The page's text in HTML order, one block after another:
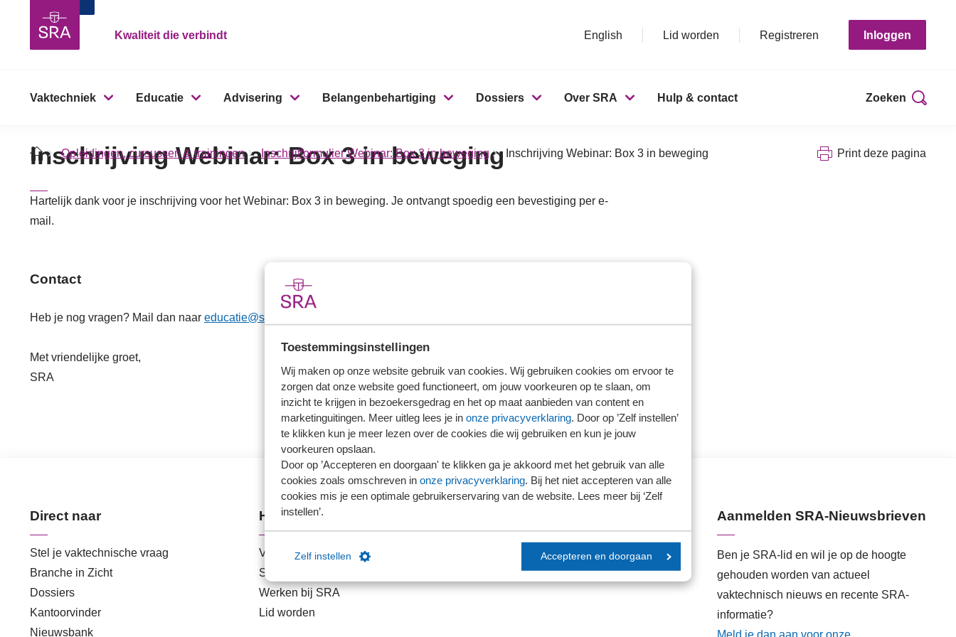
Toestemmingsinstellingen
Wij maken op onze website gebruik van cookies. Wij gebruiken cookies om ervoor te
zorgen dat onze website goed functioneert, om jouw voorkeuren op te slaan, om
inzicht te krijgen in bezoekersgedrag en het op maat aanbieden van content en
marketinguitingen. Meer uitleg lees je in onze privacyverklaring. Door op ’Zelf instellen’
te klikken kun je meer lezen over de cookies die wij gebruiken en kun je jouw
voorkeuren opslaan.
Door op ’Accepteren en doorgaan' te klikken ga je akkoord met het gebruik van alle
cookies zoals omschreven in onze privacyverklaring. Bij het niet accepteren van alle
cookies mis je een optimale gebruikerservaring van de website. Lees meer bij ‘Zelf
instellen’.
Zelf instellen Accepteren en doorgaan
Kwaliteit die verbindt English Lid worden Registreren Inloggen
Vaktechniek Educatie Advisering Belangenbehartiging Dossiers Over SRA Hulp & contact Zoeken
Opleidingen, cursussen & trainingen Inschrijfformulier Webinar: Box 3 in beweging Inschrijving Webinar: Box 3 in beweging Print deze pagina
Inschrijving Webinar: Box 3 in beweging
Hartelijk dank voor je inschrijving voor het Webinar: Box 3 in beweging. Je ontvangt spoedig een bevestiging per e-
mail.
Contact
Heb je nog vragen? Mail dan naar educatie@sra.nl
Met vriendelijke groet,
SRA
Direct naar
Stel je vaktechnische vraag
Branche in Zicht
Dossiers
Kantoorvinder
Nieuwsbank
Handige links
Veilig bestanden delen
SRA-gecertificeerd
Werken bij SRA
Lid worden
Contactformulier
Contactgegevens
Aanmelden SRA-Nieuwsbrieven
Ben je SRA-lid en wil je op de hoogte
gehouden worden van actueel
vaktechnisch nieuws en recente SRA-
informatie?
Meld je dan aan voor onze